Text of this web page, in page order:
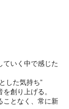
ていく中で感じた
した気持ち”
創り上げる。
ことなく、常に新